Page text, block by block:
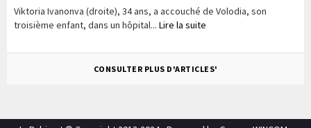
Viktoria Ivanonva (droite), 34 ans, a accouché de Volodia, son
troisième enfant, dans un hôpital... Lire la suite
CONSULTER PLUS D'ARTICLES'